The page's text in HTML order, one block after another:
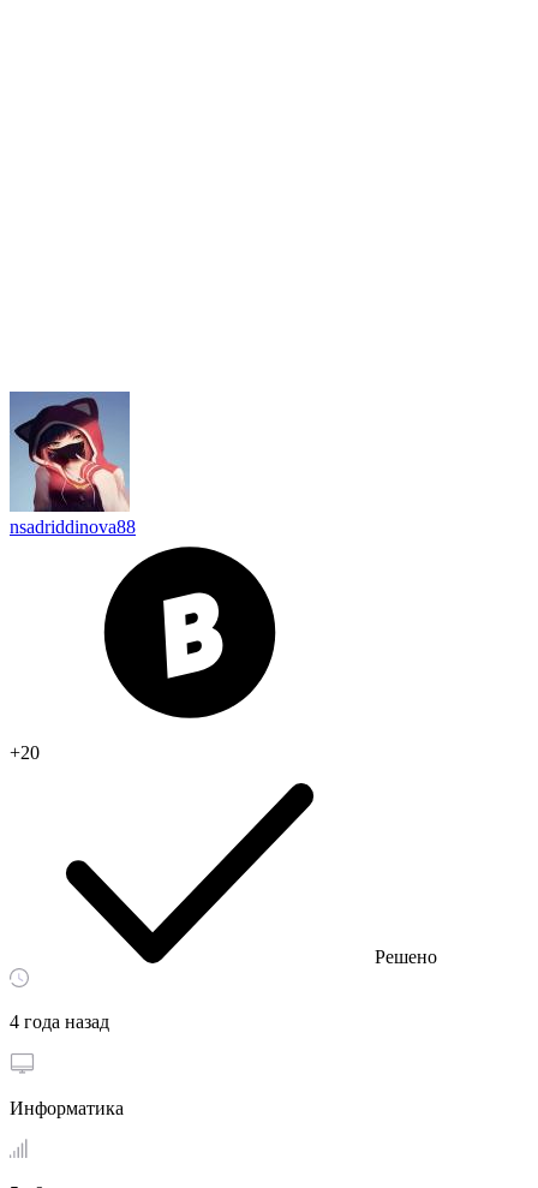
nsadriddinova88
+20
Решено
4 года назад
Информатика